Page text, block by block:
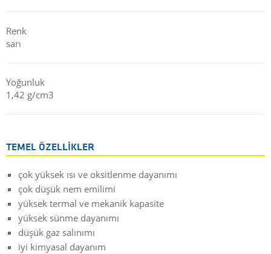
Renk
sarı
Yoğunluk
1,42 g/cm3
TEMEL ÖZELLIKLER
çok yüksek ısı ve oksitlenme dayanımı
çok düşük nem emilimi
yüksek termal ve mekanik kapasite
yüksek sünme dayanımı
düşük gaz salınımı
iyi kimyasal dayanım